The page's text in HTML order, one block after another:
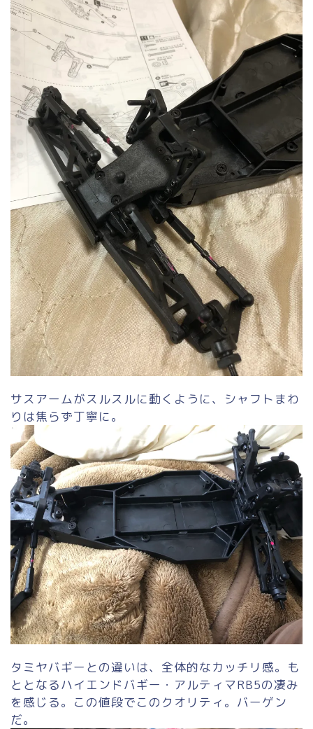
サスアームがスルスルに動くように、シャフトまわ
りは焦らず丁寧に。
タミヤバギーとの違いは、全体的なカッチリ感。も
ととなるハイエンドバギー・アルティマRB5の凄み
を感じる。この値段でこのクオリティ。バーゲン
だ。